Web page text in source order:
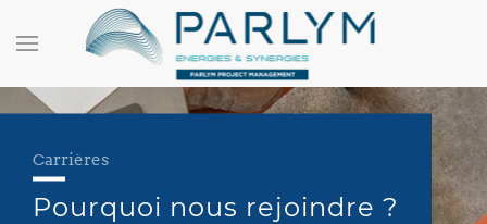
Carrières
Pourquoi nous rejoindre ?